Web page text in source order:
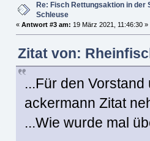
Re: Fisch Rettungsaktion in der
Schleuse
«Antwort #3 am: 19 März 2021, 11:46:30 »
Zitat von:
...Für den
ackermann Zitat
...Wie wurde mal